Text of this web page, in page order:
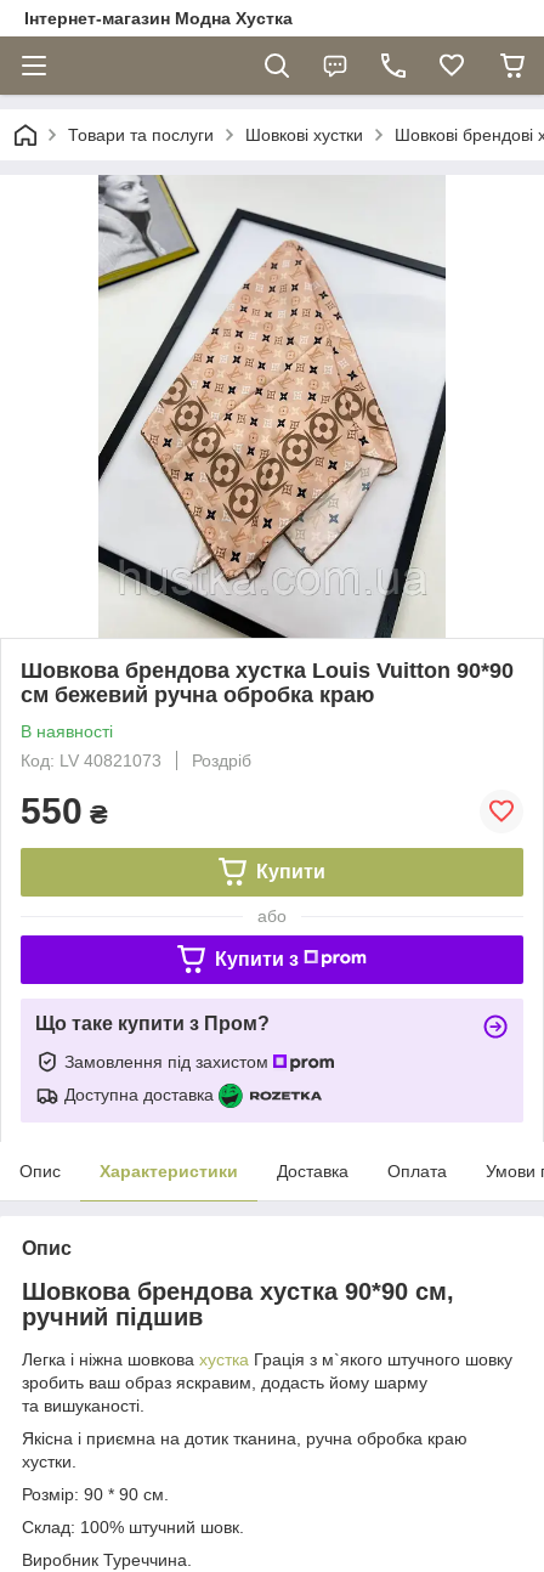
Інтернет-магазин Модна Хустка
Товари та послуги Шовкові хустки Шовкові брендові
Шовкова брендова хустка Louis Vuitton 90*90
см бежевий ручна обробка краю
В наявності
Код: LV 40821073
Роздріб
550 ₴
Купити
або
Купити з
Що таке купити з Пром?
Замовлення під захистом
Доступна доставка
Опис Характеристики Доставка Оплата Умови
Опис
Шовкова брендова хустка 90*90 см,
ручний підшив
Легка і ніжна шовкова хустка Грація з м`якого штучного шовку
зробить ваш образ яскравим, додасть йому шарму
та вишуканості.
Якісна і приємна на дотик тканина, ручна обробка краю
хустки.
Розмір: 90 * 90 см.
Склад: 100% штучний шовк.
Виробник Туреччина.